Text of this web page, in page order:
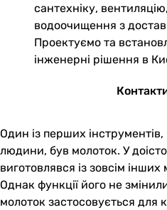
сантехніку,
водоочищення з
Проектуємо та
інженерні рішення в
Один із перших
людини, був молоток. У
виготовлявся із зовсім інших
Однак функції його не
молоток застосовується для